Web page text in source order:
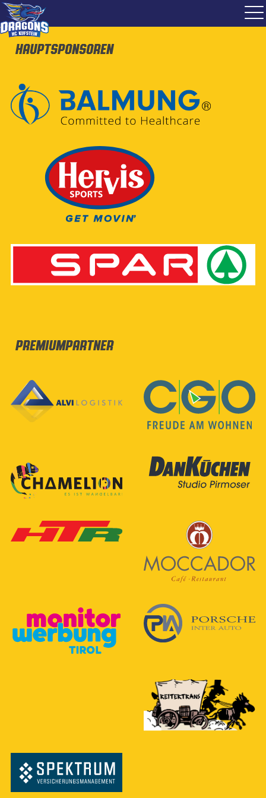
Hauptsponsoren
Premiumpartner